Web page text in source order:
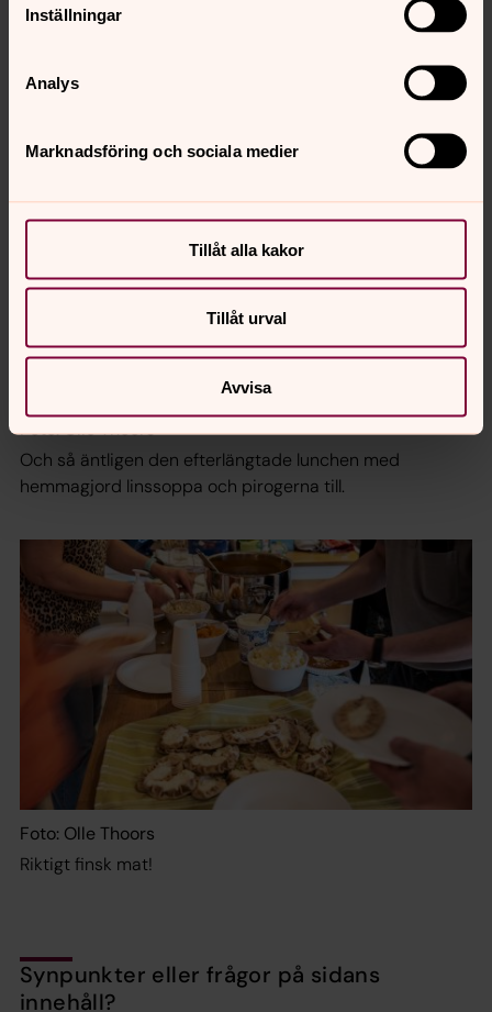
Inställningar
Analys
Marknadsföring och sociala medier
Tillåt alla kakor
Tillåt urval
Avvisa
Foto: Olle Thoors
under ledning av Ritvaelsa Seppälä.
Foto: Olle Thoors
Och så äntligen den efterlängtade lunchen med
hemmagjord linssoppa och pirogerna till.
Foto: Olle Thoors
Riktigt finsk mat!
Synpunkter eller frågor på sidans
innehåll?